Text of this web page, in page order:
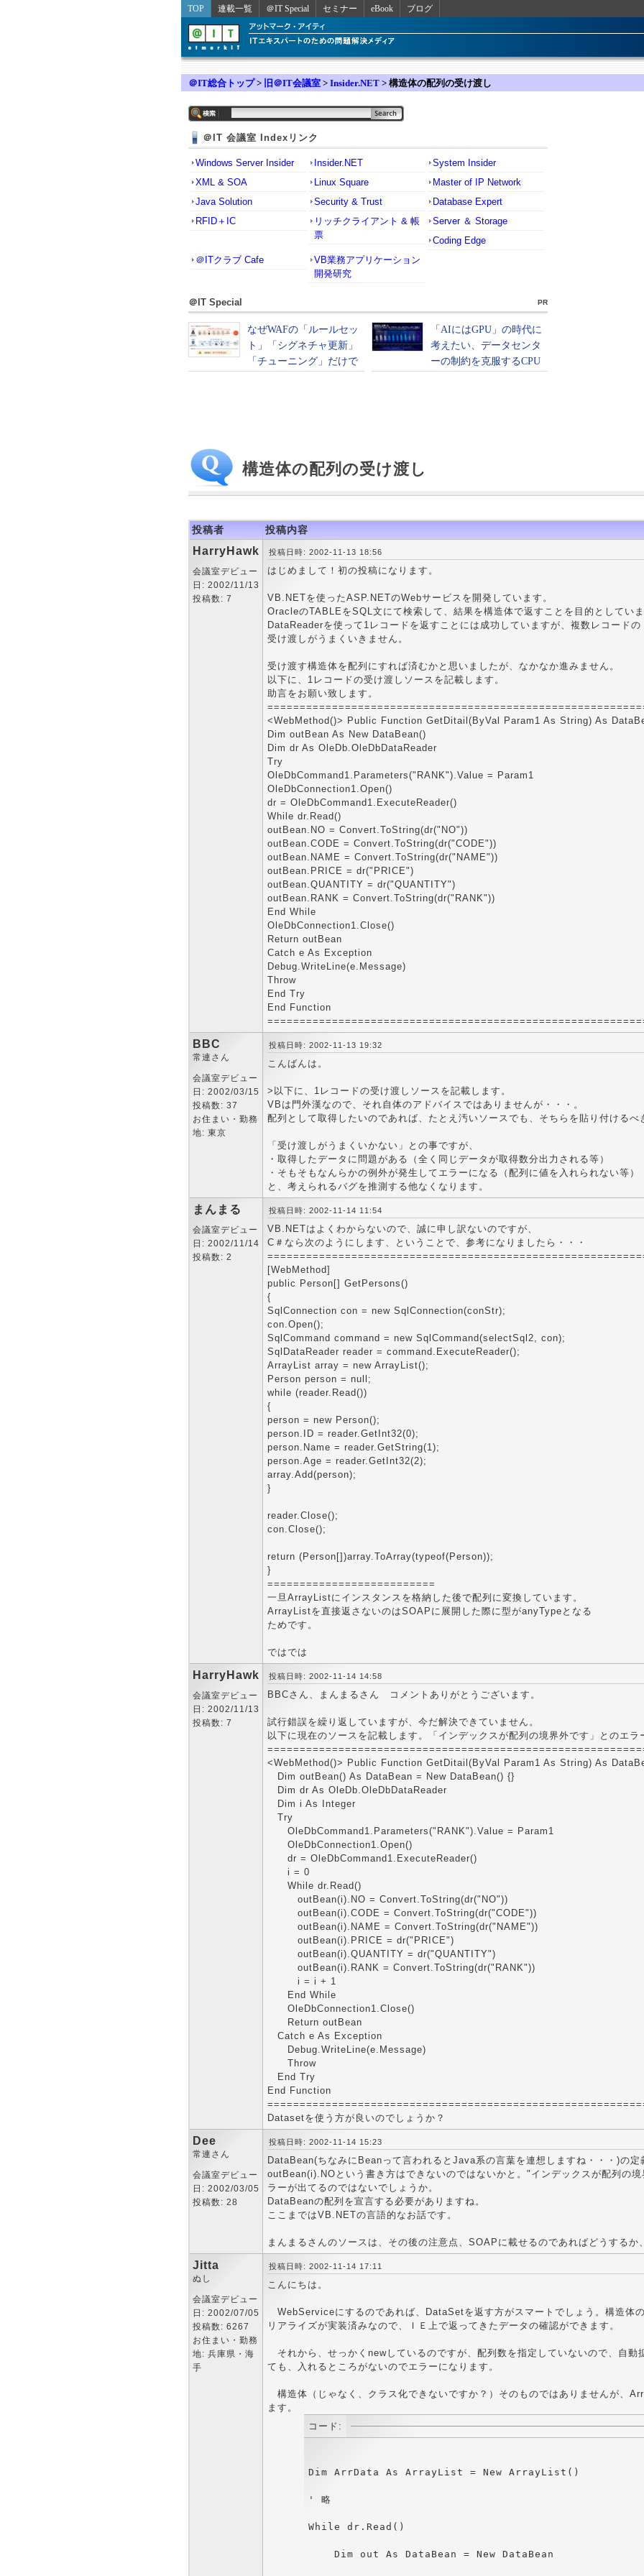
TOP 連載一覧 ＠IT Special セミナー eBook ブログ
＠IT総合トップ> 旧＠IT会議室 > Insider.NET > 構造体の配列の受け渡し
＠IT 会議室 Indexリンク
Windows Server Insider Insider.NET
System Insider
XML & SOA
Linux Square
Master of IP Network
Java Solution
Security & Trust
Database Expert
RFID＋IC
リッチクライアント & 帳
票
Server ＆ Storage
Coding Edge
＠ITクラブ Cafe
VB業務アプリケーション
開発研究
＠IT Special PR
構造体の配列の受け渡し
投稿者 投稿内容
HarryHawk
会議室デビュー
日: 2002/11/13
投稿数: 7
投稿日時: 2002-11-13 18:56
はじめまして！初の投稿になります。
VB.NETを使ったASP.NETのWebサービスを開発しています。
OracleのTABLEをSQL文にて検索して、結果を構造体で返すことを目的としていま
DataReaderを使って1レコードを返すことには成功していますが、複数レコードの
受け渡しがうまくいきません。
受け渡す構造体を配列にすれば済むかと思いましたが、なかなか進みません。
以下に、1レコードの受け渡しソースを記載します。
助言をお願い致します。
<WebMethod()> Public Function GetDitail(ByVal Param1 As String) As
Dim outBean As New DataBean()
Dim dr As OleDb.OleDbDataReader
Try
OleDbCommand1.Parameters("RANK").Value = Param1
OleDbConnection1.Open()
dr = OleDbCommand1.ExecuteReader()
While dr.Read()
outBean.NO = Convert.ToString(dr("NO"))
outBean.CODE = Convert.ToString(dr("CODE"))
outBean.NAME = Convert.ToString(dr("NAME"))
outBean.PRICE = dr("PRICE")
outBean.QUANTITY = dr("QUANTITY")
outBean.RANK = Convert.ToString(dr("RANK"))
End While
OleDbConnection1.Close()
Return outBean
Catch e As Exception
Debug.WriteLine(e.Message)
Throw
End Try
End Function
BBC
常連さん
会議室デビュー
日: 2002/03/15
投稿数: 37
お住まい・勤務
地: 東京
投稿日時: 2002-11-13 19:32
こんばんは。
>以下に、1レコードの受け渡しソースを記載します。
VBは門外漢なので、それ自体のアドバイスではありませんが・・・。
配列として取得したいのであれば、たとえ汚いソースでも、そちらを貼り付けるべ
「受け渡しがうまくいかない」との事ですが、
・取得したデータに問題がある（全く同じデータが取得数分出力される等）
・そもそもなんらかの例外が発生してエラーになる（配列に値を入れられない等）
と、考えられるバグを推測する他なくなります。
まんまる
会議室デビュー
日: 2002/11/14
投稿数: 2
投稿日時: 2002-11-14 11:54
VB.NETはよくわからないので、誠に申し訳ないのですが、
C＃なら次のようにします、ということで、参考になりましたら・・・
[WebMethod]
public Person[] GetPersons()
{
SqlConnection con = new SqlConnection(conStr);
con.Open();
SqlCommand command = new SqlCommand(selectSql2, con);
SqlDataReader reader = command.ExecuteReader();
ArrayList array = new ArrayList();
Person person = null;
while (reader.Read())
{
person = new Person();
person.ID = reader.GetInt32(0);
person.Name = reader.GetString(1);
person.Age = reader.GetInt32(2);
array.Add(person);
}
reader.Close();
con.Close();
return (Person[])array.ToArray(typeof(Person));
}
==========================
一旦ArrayListにインスタンスを格納した後で配列に変換しています。
ArrayListを直接返さないのはSOAPに展開した際に型がanyTypeとなる
ためです。
ではでは
HarryHawk
会議室デビュー
日: 2002/11/13
投稿数: 7
投稿日時: 2002-11-14 14:58
BBCさん、まんまるさん コメントありがとうございます。
試行錯誤を繰り返していますが、今だ解決できていません。
以下に現在のソースを記載します。「インデックスが配列の境界外です」とのエラ
<WebMethod()> Public Function GetDitail(ByVal Param1 As String) As
Dim outBean() As DataBean = New DataBean() {}
Dim dr As OleDb.OleDbDataReader
Dim i As Integer
Try
OleDbCommand1.Parameters("RANK").Value = Param1
OleDbConnection1.Open()
dr = OleDbCommand1.ExecuteReader()
i = 0
While dr.Read()
outBean(i).NO = Convert.ToString(dr("NO"))
outBean(i).CODE = Convert.ToString(dr("CODE"))
outBean(i).NAME = Convert.ToString(dr("NAME"))
outBean(i).PRICE = dr("PRICE")
outBean(i).QUANTITY = dr("QUANTITY")
outBean(i).RANK = Convert.ToString(dr("RANK"))
i = i + 1
End While
OleDbConnection1.Close()
Return outBean
Catch e As Exception
Debug.WriteLine(e.Message)
Throw
End Try
End Function
Datasetを使う方が良いのでしょうか？
Dee
常連さん
会議室デビュー
日: 2002/03/05
投稿数: 28
投稿日時: 2002-11-14 15:23
DataBean(ちなみにBeanって言われるとJava系の言葉を連想しますね・・・)の
outBean(i).NOという書き方はできないのではないかと。"インデックスが配列の
ラーが出てるのではないでしょうか。
DataBeanの配列を宣言する必要がありますね。
ここまではVB.NETの言語的なお話です。
まんまるさんのソースは、その後の注意点、SOAPに載せるのであればどうするか
Jitta
ぬし
会議室デビュー
日: 2002/07/05
投稿数: 6267
お住まい・勤務
地: 兵庫県・海
手
投稿日時: 2002-11-14 17:11
こんにちは。
WebServiceにするのであれば、DataSetを返す方がスマートでしょう。構造体
リアライズが実装済みなので、ＩＥ上で返ってきたデータの確認ができます。
それから、せっかくnewしているのですが、配列数を指定していないので、自
ても、入れるところがないのでエラーになります。
構造体（じゃなく、クラス化できないですか？）そのものではありませんが、
ます。
コード: